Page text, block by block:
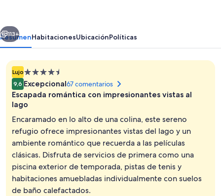
Exterior
Siguiente
113+
ResumenHabitacionesUbicaciónPolíticas
LujoAlojamiento
de
4.5 estrellas
9,6 Excepcional67 comentarios
Escapada romántica con impresionantes vistas al
lago
Encaramado en lo alto de una colina, este sereno
refugio ofrece impresionantes vistas del lago y un
ambiente romántico que recuerda a las películas
clásicas. Disfruta de servicios de primera como una
piscina exterior de temporada, pistas de tenis y
habitaciones amuebladas individualmente con suelos
de baño calefactados.